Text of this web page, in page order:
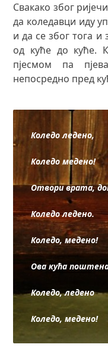
Свакако због
да коледавци иду
и да се због тога и
од куће до куће.
пјесмом па
непосредно пред
Коледо ледено,
Коледо медено!
Отвори врата,
Коледо ледено.
Коледо, медено!
Ова кућа
Коледо, ледено
Коледо, медено!